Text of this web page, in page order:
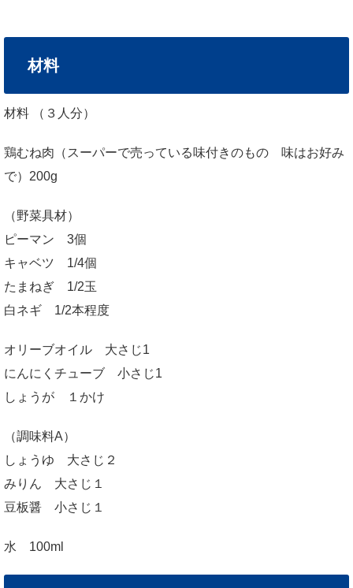
材料
材料 （３人分）
鶏むね肉（スーパーで売っている味付きのもの 味はお好み
で）200g
（野菜具材）
ピーマン 3個
キャベツ 1/4個
たまねぎ 1/2玉
白ネギ 1/2本程度
オリーブオイル 大さじ1
にんにくチューブ 小さじ1
しょうが １かけ
（調味料A）
しょうゆ 大さじ２
みりん 大さじ１
豆板醤 小さじ１
水 100ml